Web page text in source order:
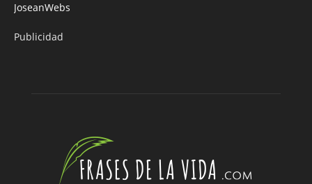
JoseanWebs
Publicidad